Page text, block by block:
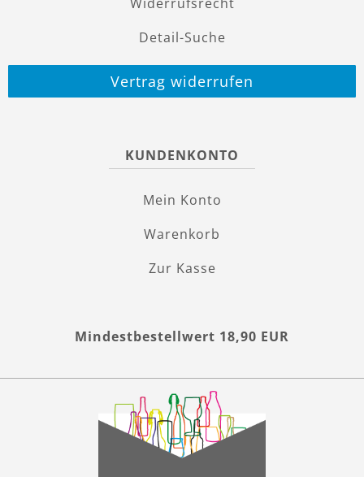
Detail-Suche
Vertrag widerrufen
KUNDENKONTO
Mein Konto
Warenkorb
Zur Kasse
Mindestbestellwert 18,90 EUR